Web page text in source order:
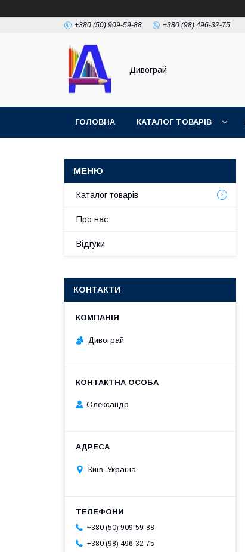
+380 (50) 909-59-88 +380 (98) 496-32-75
Дивограй
ГОЛОВНА КАТАЛОГ ТОВАРІВ
Каталог товарів
Про нас
Відгуки
КОНТАКТИ
Дивограй
Олександр
Київ, Україна
+380 (50) 909-59-88
+380 (98) 496-32-75